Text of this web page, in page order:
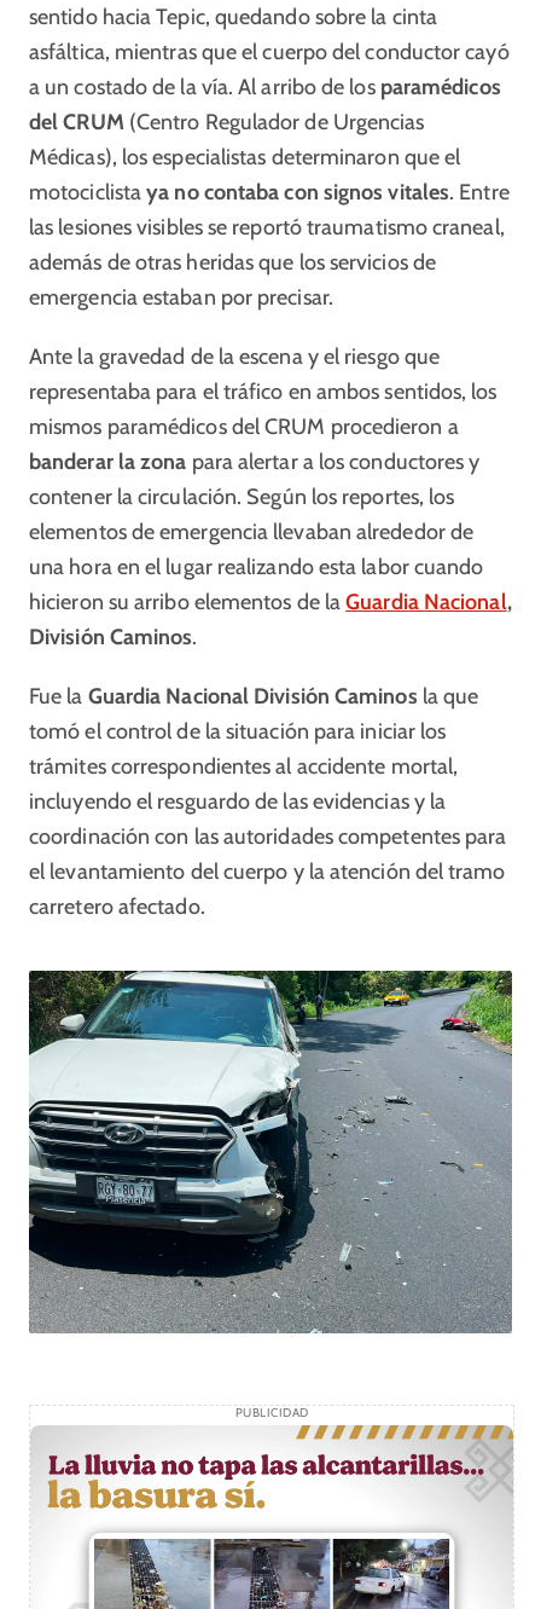
sentido hacia Tepic, quedando sobre la cinta
asfáltica, mientras que el cuerpo del conductor cayó
a un costado de la vía. Al arribo de los paramédicos
del CRUM(Centro Regulador de Urgencias
Médicas), los especialistas determinaron que el
motociclistaya no contaba con signos vitales. Entre
las lesiones visibles se reportó traumatismo craneal,
además de otras heridas que los servicios de
emergencia estaban por precisar.
Ante la gravedad de la escena y el riesgo que
representaba para el tráfico en ambos sentidos, los
mismos paramédicos del CRUM procedieron a
banderar la zona para alertar a los conductores y
contener la circulación. Según los reportes, los
elementos de emergencia llevaban alrededor de
una hora en el lugar realizando esta labor cuando
hicieron su arribo elementos de laGuardia Nacional,
División Caminos.
Fue la Guardia Nacional División Caminos la que
tomó el control de la situación para iniciar los
trámites correspondientes al accidente mortal,
incluyendo el resguardo de las evidencias y la
coordinación con las autoridades competentes para
el levantamiento del cuerpo y la atención del tramo
carretero afectado.
PUBLICIDAD